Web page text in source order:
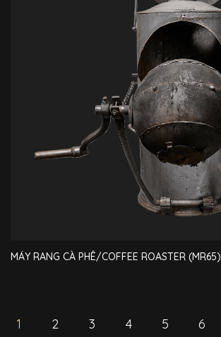
MÁY RANG CÀ PHÊ/COFFEE ROASTER (MR65)
1 2 3 4 5 6